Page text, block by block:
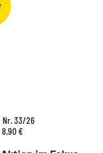
Nr. 33/26
8,90 €